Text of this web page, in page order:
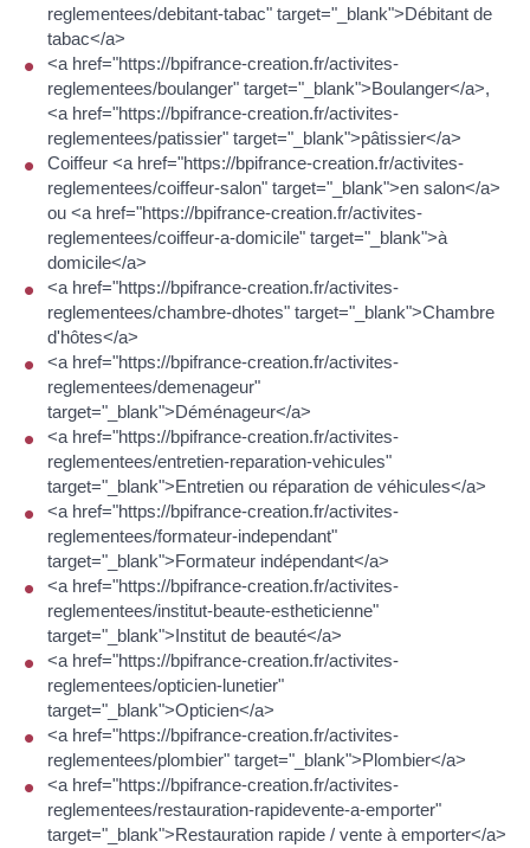
reglementees/debitant-tabac" target="_blank">Débitant de
tabac</a>
<a href="https://bpifrance-creation.fr/activites-
reglementees/boulanger" target="_blank">Boulanger</a>,
<a href="https://bpifrance-creation.fr/activites-
reglementees/patissier" target="_blank">pâtissier</a>
Coiffeur <a href="https://bpifrance-creation.fr/activites-
reglementees/coiffeur-salon" target="_blank">en salon</a>
ou <a href="https://bpifrance-creation.fr/activites-
reglementees/coiffeur-a-domicile" target="_blank">à
domicile</a>
<a href="https://bpifrance-creation.fr/activites-
reglementees/chambre-dhotes" target="_blank">Chambre
d'hôtes</a>
<a href="https://bpifrance-creation.fr/activites-
reglementees/demenageur"
target="_blank">Déménageur</a>
<a href="https://bpifrance-creation.fr/activites-
reglementees/entretien-reparation-vehicules"
target="_blank">Entretien ou réparation de véhicules</a>
<a href="https://bpifrance-creation.fr/activites-
reglementees/formateur-independant"
target="_blank">Formateur indépendant</a>
<a href="https://bpifrance-creation.fr/activites-
reglementees/institut-beaute-estheticienne"
target="_blank">Institut de beauté</a>
<a href="https://bpifrance-creation.fr/activites-
reglementees/opticien-lunetier"
target="_blank">Opticien</a>
<a href="https://bpifrance-creation.fr/activites-
reglementees/plombier" target="_blank">Plombier</a>
<a href="https://bpifrance-creation.fr/activites-
reglementees/restauration-rapidevente-a-emporter"
target="_blank">Restauration rapide / vente à emporter</a>